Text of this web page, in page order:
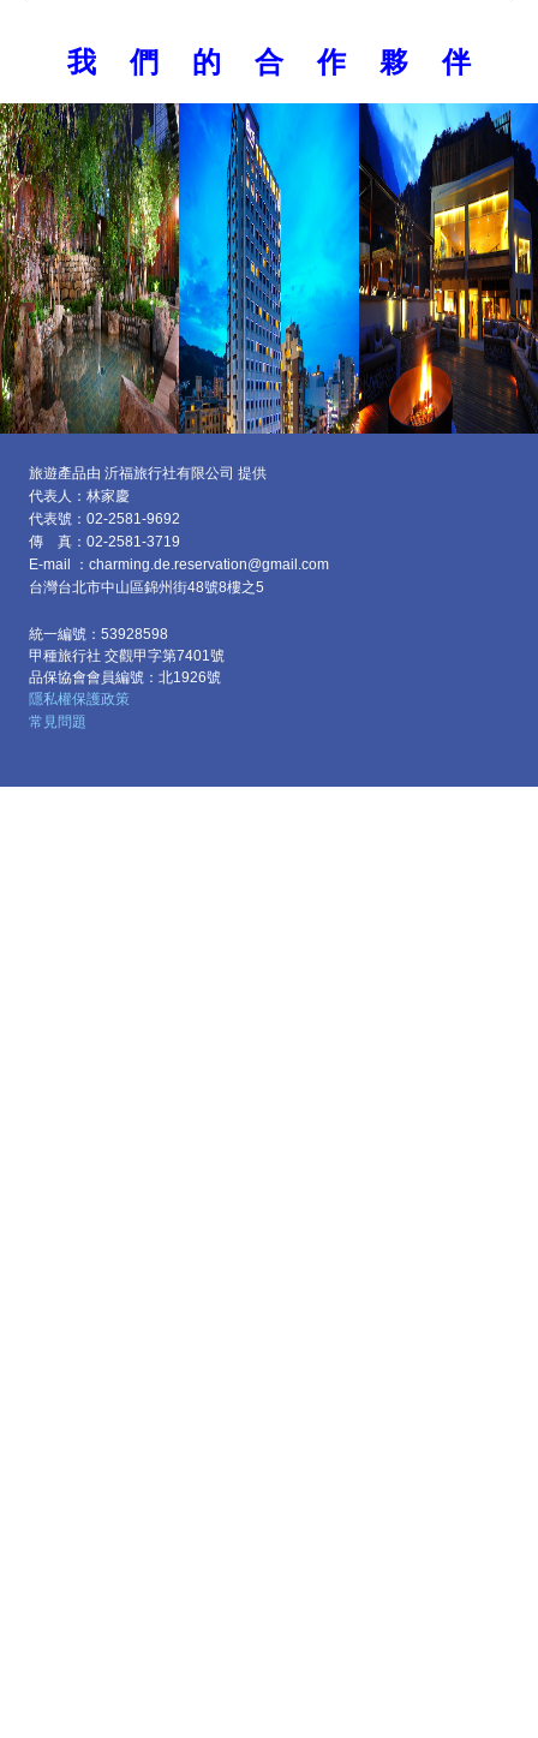
我 們 的 合 作 夥 伴
旅遊產品由 沂福旅行社有限公司 提供
代表人：林家慶
代表號：02-2581-9692
傳 真：02-2581-3719
E-mail ：charming.de.reservation@gmail.com
台灣台北市中山區錦州街48號8樓之5
統一編號：53928598
甲種旅行社 交觀甲字第7401號
品保協會會員編號：北1926號
隱私權保護政策
常見問題